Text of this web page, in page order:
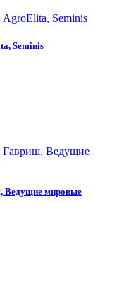
Seminis
Ведущие мировые